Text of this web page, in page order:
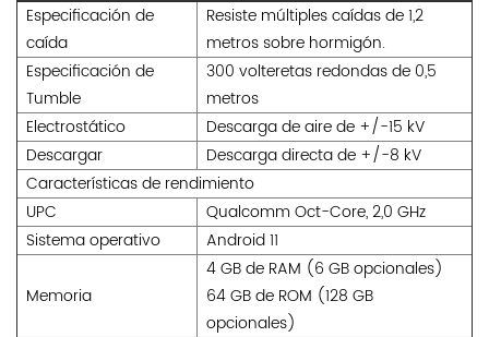
Especificación de
caída
Resiste múltiples caídas de 1,2
metros sobre hormigón.
Especificación de
Tumble
300 volteretas redondas de 0,5
metros
Electrostático
Descarga de aire de +/-15 kV
Descargar
Descarga directa de +/-8 kV
Características de rendimiento
UPC
Qualcomm Oct-Core, 2,0 GHz
Sistema operativo
Android 11
Memoria
4 GB de RAM (6 GB opcionales)
64 GB de ROM (128 GB
opcionales)